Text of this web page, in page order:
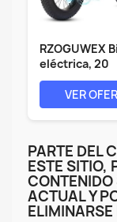
RZOGUWEX
eléctrica, 20
pulgadas,
VER
PARTE DEL
ESTE SITIO,
CONTENIDO
ACTUAL Y